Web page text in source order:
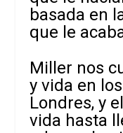
basada en
que le
Miller nos
y vida en
Londres, y
vida hasta